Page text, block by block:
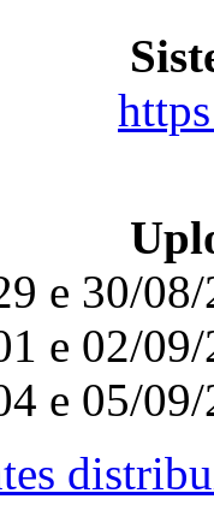
Si
e 30/
e 02/
e 05/